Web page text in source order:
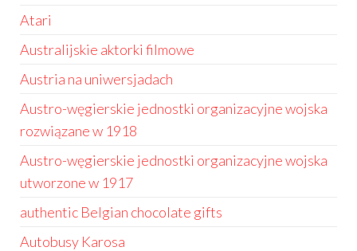
Atari
Australijskie aktorki filmowe
Austria na uniwersjadach
Austro-węgierskie jednostki organizacyjne wojska
rozwiązane w 1918
Austro-węgierskie jednostki organizacyjne wojska
utworzone w 1917
authentic Belgian chocolate gifts
Autobusy Karosa